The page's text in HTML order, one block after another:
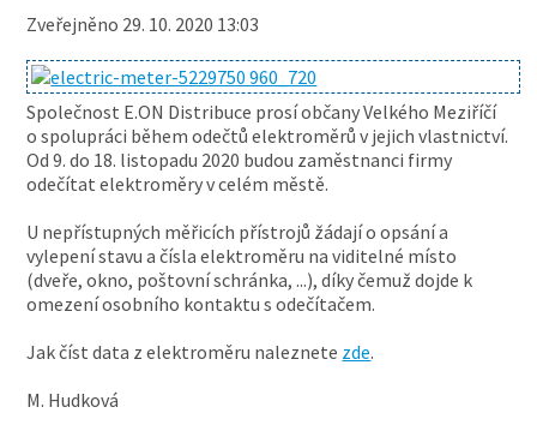
Zveřejněno 29. 10. 2020 13:03
Společnost E.ON Distribuce prosí občany Velkého Meziříčí
o spolupráci během odečtů elektroměrů v jejich vlastnictví.
Od 9. do 18. listopadu 2020 budou zaměstnanci firmy
odečítat elektroměry v celém městě.
U nepřístupných měřicích přístrojů žádají o opsání a
vylepení stavu a čísla elektroměru na viditelné místo
(dveře, okno, poštovní schránka, ...), díky čemuž dojde k
omezení osobního kontaktu s odečítačem.
Jak číst data z elektroměru naleznete zde.
M. Hudková